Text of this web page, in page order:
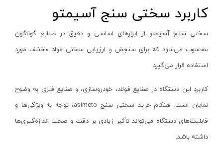
قیچی برقی
پیستوله برقی
دستگاه مته تیز کنی
مینی فرز دسته بلند
کف پاش و مایع پاش
رطوبت گیر و روغن گیر
پارس اروند-Pars Arvand
نفیس نور-Nafis Noor
دونا لایت-Dona light
رویان نور-Royan noor
پارس لومن-Pars Loman
اپتونیکا-Optonica
آریا نور-aria noor
کاربرد سختی سنج آسیمتو
سختی سنج آسیمتو از ابزارهای اساسی و دقیق در صنایع گوناگون
محسوب می‌شود که برای سنجش و ارزیابی سختی مواد مختلف مورد
استفاده قرار می‌گیرد.
کاربرد این دستگاه در صنایع فولاد، خودروسازی، و صنایع فلزی به وضوح
نمایان است. هنگام خرید سختی سنج asimeto، توجه به ویژگی‌ها و
قابلیت‌های دستگاه می‌تواند تأثیر زیادی بر دقت و صحت اندازه‌گیری‌ها
داشته باشد.